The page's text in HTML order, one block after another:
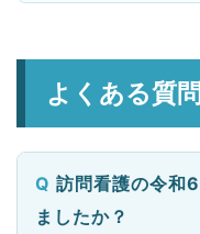
よくある質問
訪問看護の令和
ましたか？